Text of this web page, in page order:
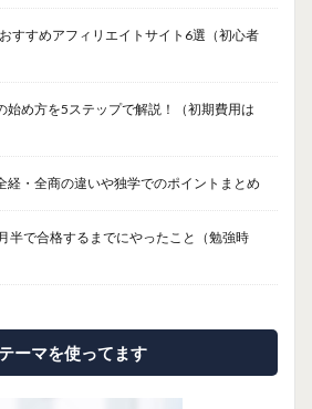
すすめアフィリエイトサイト6選（初心者
始め方を5ステップで解説！（初期費用は
経・全商の違いや独学でのポイントまとめ
半で合格するまでにやったこと（勉強時
ーマを使ってます